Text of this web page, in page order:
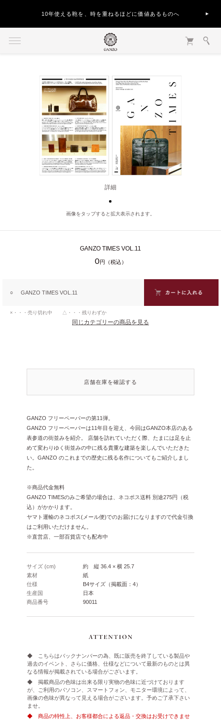
10年使える鞄を、時を重ねるほどに価値あるものへ
詳細
画像をタップすると拡大表示されます。
GANZO TIMES VOL.11
0円（税込）
○ GANZO TIMES VOL.11
×・・・売り切れ中 △・・・残りわずか
同じカテゴリーの商品を見る
店舗在庫を確認する
GANZO フリーペーパーの第11弾。
GANZO フリーペーパーは11年目を迎え、今回はGANZO本店のある
表参道の街並みを紹介。 店舗を訪れていただく際、たまには足を止
めて変わりゆく街並みの中に残る貴重な建築を楽しんでいただきた
い。GANZO のこれまでの歴史に残る名作についてもご紹介しまし
た。
※商品代金無料
GANZO TIMESのみご希望の場合は、ネコポス送料 別途275円（税
込）がかかります。
ヤマト運輸のネコポス(メール便)でのお届けになりますので代金引換
はご利用いただけません。
※直営店、一部百貨店でも配布中
サイズ (cm)
約 縦 36.4 × 横 25.7
素材
紙
仕様
B4サイズ（掲載面：4）
生産国
日本
商品番号
90011
◆ こちらはバックナンバーの為、既に販売を終了している製品や
過去のイベント、さらに価格、仕様などについて最新のものとは異
なる情報が掲載されている場合がございます。
◆ 掲載商品の色味は出来る限り実物の色味に近づけております
が、ご利用のパソコン、スマートフォン、モニター環境によって、
画像の色味が異なって見える場合がございます。予めご了承下さい
ませ。
◆ 商品の特性上、お客様都合による返品・交換はお受けできませ